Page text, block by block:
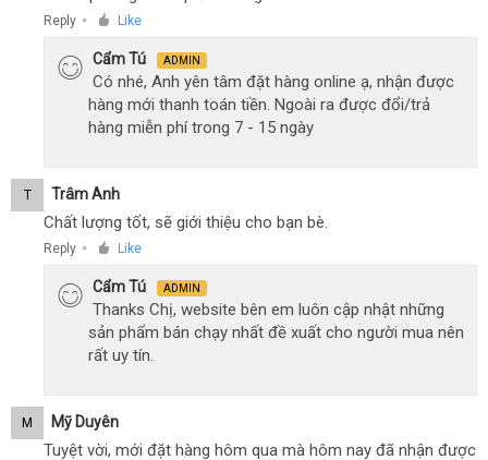
Reply ● Like
Cẩm Tú ADMIN
Có nhé, Anh yên tâm đặt hàng online ạ, nhận được
hàng mới thanh toán tiền. Ngoài ra được đổi/trả
hàng miễn phí trong 7 - 15 ngày
T Trâm Anh
Chất lượng tốt, sẽ giới thiệu cho bạn bè.
Reply ● Like
Cẩm Tú ADMIN
Thanks Chị, website bên em luôn cập nhật những
sản phẩm bán chạy nhất đề xuất cho người mua nên
rất uy tín.
M Mỹ Duyên
Tuyệt vời, mới đặt hàng hôm qua mà hôm nay đã nhận được